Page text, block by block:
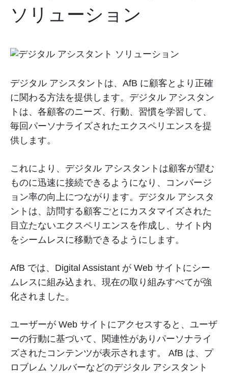
ソリューション
デジタル アシスタントは、AfB に顧客とより正確
に関わる方法を提供します。デジタル アシスタン
トは、各顧客のニーズ、行動、習慣を学習して、
毎回パーソナライズされたエクスペリエンスを提
供します。
これにより、デジタル アシスタントは顧客が望む
ものに迅速に接続できるようになり、コンバージ
ョン率の向上につながります。デジタル アシスタ
ントは、訪問する顧客ごとにカスタマイズされた
目立たないエクスペリエンスを作成し、サイト内
をシームレスに移動できるようにします。
AfB では、Digital Assistant が Web サイトにシー
ムレスに組み込まれ、現在の取り組みすべてが強
化されました。
ユーザーが Web サイトにアクセスすると、ユーザ
ーの行動に基づいて、関連性がありパーソナライ
ズされたコンテンツが表示されます。 AfB は、プ
ロブレム ソルバーなどのデジタル アシスタント